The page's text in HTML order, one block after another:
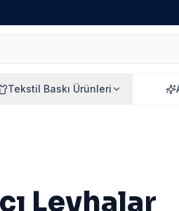
Tekstil Baskı Ürünleri
Levhalar